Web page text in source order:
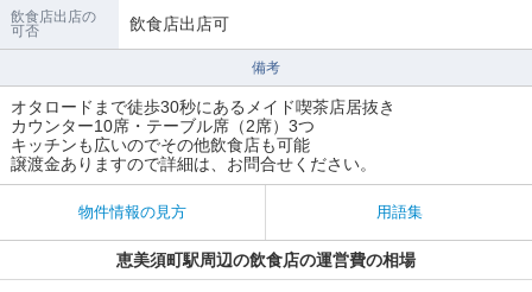
飲食店出店の
可否
飲食店出店可
備考
オタロードまで徒歩30秒にあるメイド喫茶店居抜き
カウンター10席・テーブル席（2席）3つ
キッチンも広いのでその他飲食店も可能
譲渡金ありますので詳細は、お問合せください。
物件情報の見方 用語集
恵美須町駅周辺の飲食店の運営費の相場